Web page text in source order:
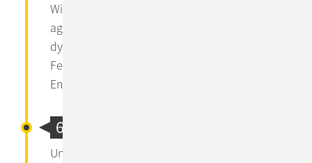
Wir arbeiten im Entwicklungsprozess nach
agilen Prinzipien, Anwendungen entstehen
dynamisch. Frühe Ergebnisse und zeitnahes
Feedback sind entscheidend für die weiteren
Entwicklungsschritte, auch im UI & UX Design.
6. Testing
Unit- und Integrationstests sind feste